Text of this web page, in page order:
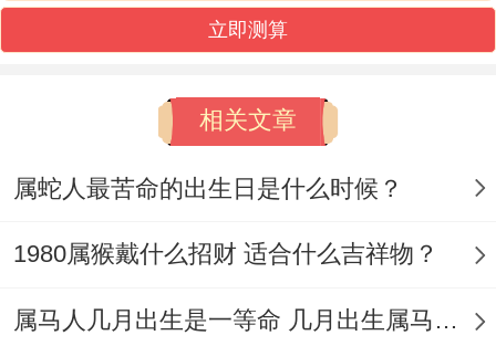
【属猴的人性格特点都很聪明吗】
商,在无论什么时候都可以想到自己的创意同
建议，给企业与公司都可带来的很大收益，
能灵活的应对到难搞的情况~甚至能用到自
己的风趣幽默而吸引对方的目光。
的时候都能找到办法 - 遇到困难也能有惊人
立即测算
相关文章
属蛇人最苦命的出生日是什么时候？
1980属猴戴什么招财 适合什么吉祥物？
属马人几月出生是一等命 几月出生属马人好命